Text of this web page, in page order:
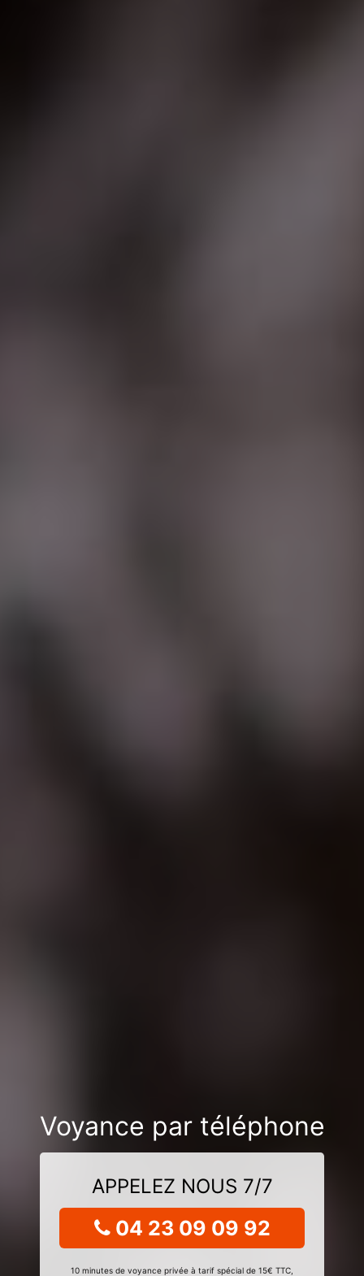
Voyance par téléphone
APPELEZ NOUS 7/7
04 23 09 09 92
10 minutes de voyance privée à tarif spécial de 15€ TTC,